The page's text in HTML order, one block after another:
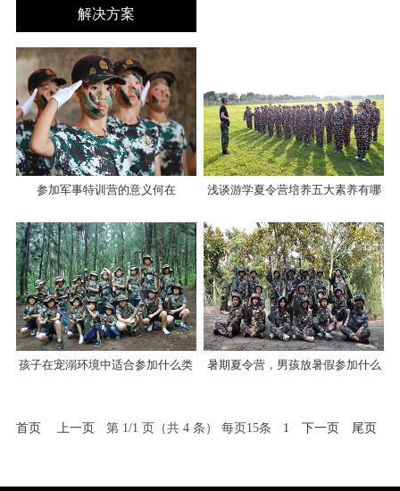
解决方案
参加军事特训营的意义何在 浅谈游学夏令营培养五大素养有哪
孩子在宠溺环境中适合参加什么类 暑期夏令营，男孩放暑假参加什么
首页 上一页 第 1/1 页（共 4 条） 每页15条 1 下一页 尾页